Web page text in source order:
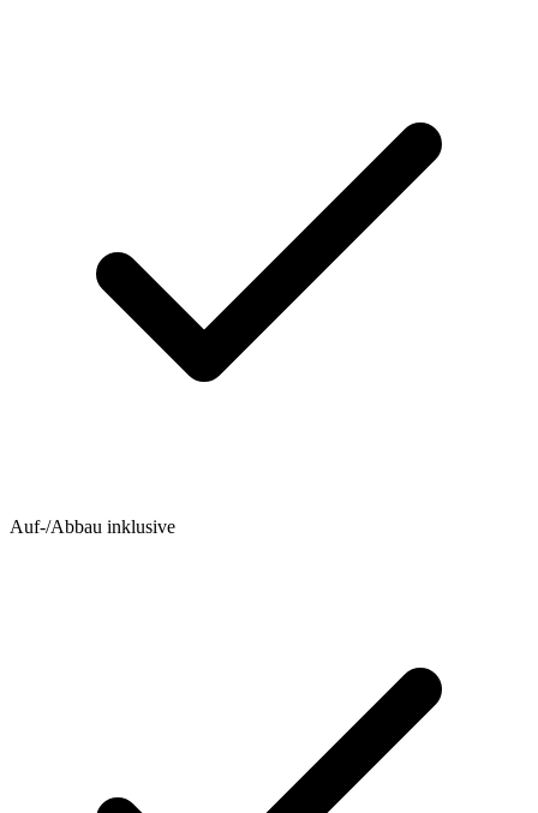
Auf-/Abbau inklusive